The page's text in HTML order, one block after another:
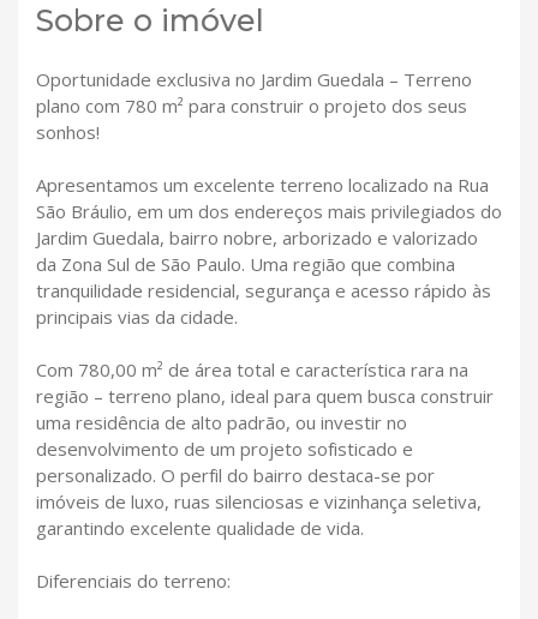
Sobre o imóvel
Oportunidade exclusiva no Jardim Guedala – Terreno
plano com 780 m² para construir o projeto dos seus
sonhos!
Apresentamos um excelente terreno localizado na Rua
São Bráulio, em um dos endereços mais privilegiados do
Jardim Guedala, bairro nobre, arborizado e valorizado
da Zona Sul de São Paulo. Uma região que combina
tranquilidade residencial, segurança e acesso rápido às
principais vias da cidade.
Com 780,00 m² de área total e característica rara na
região – terreno plano, ideal para quem busca construir
uma residência de alto padrão, ou investir no
desenvolvimento de um projeto sofisticado e
personalizado. O perfil do bairro destaca-se por
imóveis de luxo, ruas silenciosas e vizinhança seletiva,
garantindo excelente qualidade de vida.
Diferenciais do terreno: